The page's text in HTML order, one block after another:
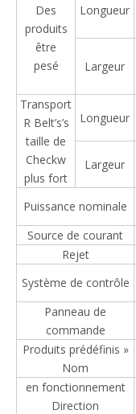
Des
produits
être
pesé
Longueur
Largeur
Transport
R Belt’s’s
taille de
Checkw
plus fort
Longueur
Largeur
Puissance nominale
Source de courant
Rejet
Système de contrôle
Panneau de
commande
Produits prédéfinis »
Nom
en fonctionnement
Direction